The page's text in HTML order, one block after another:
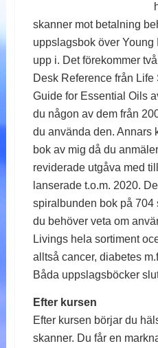
skanner mot betalning
uppslagsbok över
upp i. Det förekommer
Desk Reference från
Guide for Essential Oils
du någon av dem från
du använda den. Annars
bok av mig då du
reviderade utgåva med
lanserade t.o.m. 2020.
spiralbunden bok på
du behöver veta om
Livings hela sortiment
alltså cancer, diabetes
Båda uppslagsböcker
Efter kursen
Efter kursen börjar du
skanner. Du får en